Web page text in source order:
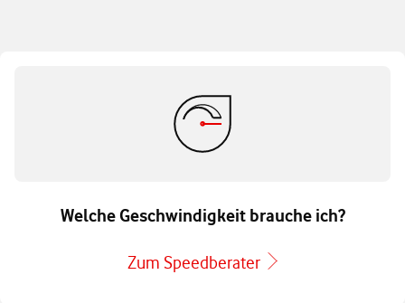
Welche Geschwindigkeit brauche ich?
Zum Speedberater